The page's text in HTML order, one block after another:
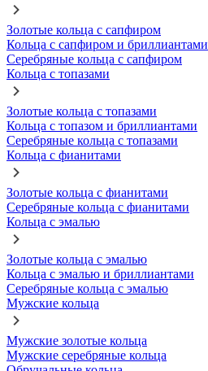
Золотые кольца с сапфиром
Кольца с сапфиром и бриллиантами
Серебряные кольца с сапфиром
Кольца с топазами
Золотые кольца с топазами
Кольца с топазом и бриллиантами
Серебряные кольца с топазами
Кольца с фианитами
Золотые кольца с фианитами
Серебряные кольца с фианитами
Кольца с эмалью
Золотые кольца с эмалью
Кольца с эмалью и бриллиантами
Серебряные кольца с эмалью
Мужские кольца
Мужские золотые кольца
Мужские серебряные кольца